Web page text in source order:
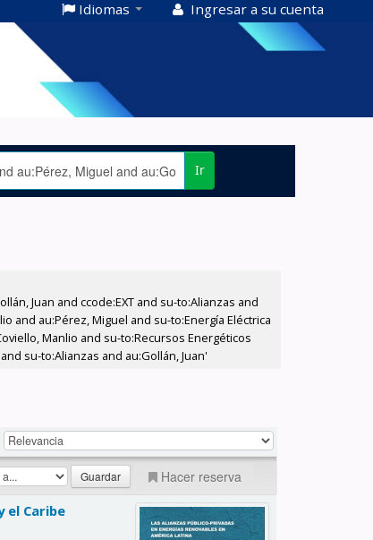
Idiomas Ingresar a su cuenta
Ir
Juan and ccode:EXT and su-to:Alianzas and
and au:Pérez, Miguel and su-to:Energía Eléctrica
Manlio and su-to:Recursos Energéticos
su-to:Alianzas and au:Gollán, Juan'
Hacer reserva
el Caribe